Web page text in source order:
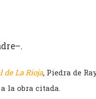
de La Rioja,Piedra de
la obra citada.